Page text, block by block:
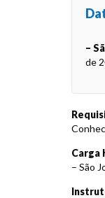
–
de
Carga
– São